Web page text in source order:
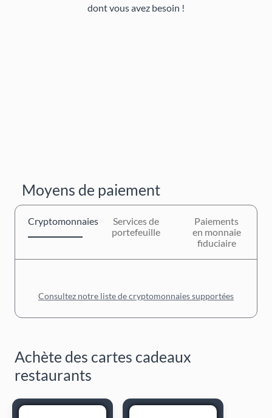
dont vous avez besoin !
Moyens de paiement
Cryptomonnaies
Services de
portefeuille
Paiements
en monnaie
fiduciaire
Consultez notre liste de cryptomonnaies supportées
Achète des cartes cadeaux
restaurants